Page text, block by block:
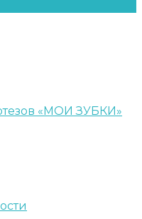
«МОИ ЗУБКИ»